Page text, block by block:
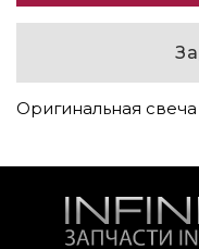
Оригинальная свеча